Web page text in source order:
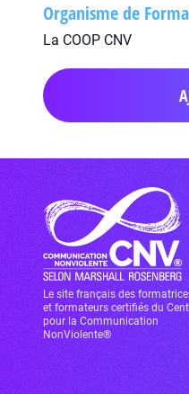
Organisme de
La COOP CNV
Le site français des
et formateurs certifiés du
pour la Communication
NonViolente®